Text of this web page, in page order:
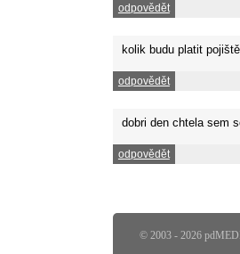
odpovědět
kolik budu platit
odpovědět
dobri den chtela sem
odpovědět
© 2003 - 2026